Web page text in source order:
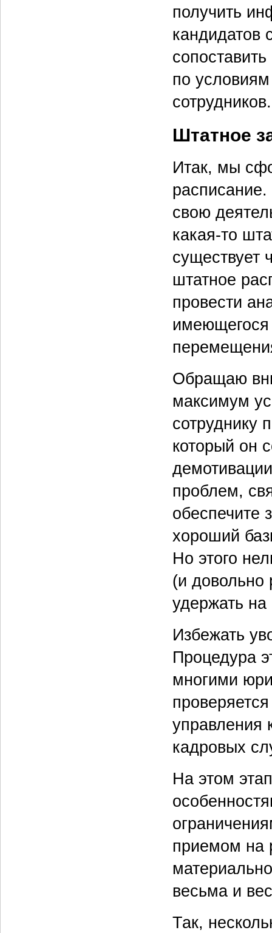
получить
кандидатов
по
сотрудников.
Штатное
Итак, мы
свою
какая‑то
существует
штатное
провести
имеющегося
Обращаю
максимум
сотруднику
который он
проблем,
обеспечите
хороший
Но этого
(и довольно
удержать на
Избежать
Процедура
многими
управления
кадровых
На этом
приемом на
весьма и
Так,